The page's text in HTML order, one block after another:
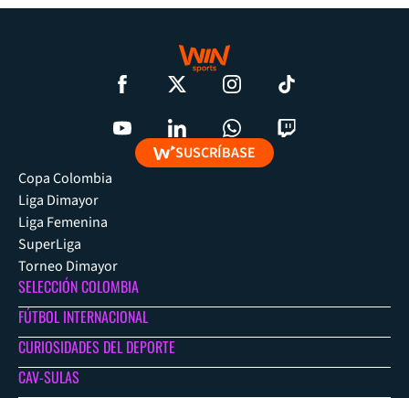
SUSCRÍBASE
Copa Colombia
Liga Dimayor
Liga Femenina
SuperLiga
Torneo Dimayor
SELECCIÓN COLOMBIA
FÚTBOL INTERNACIONAL
CURIOSIDADES DEL DEPORTE
CAV-SULAS